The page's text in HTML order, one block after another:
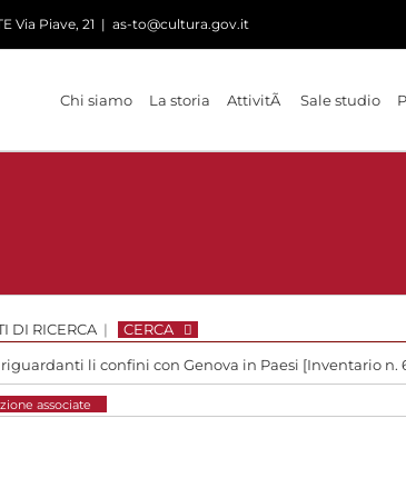
Via Piave, 21 | as-to@cultura.gov.it
Chi siamo La storia AttivitÃ Sale studio
DI RICERCA | CERCA
li confini con Genova in Paesi [Inventario n.
associate